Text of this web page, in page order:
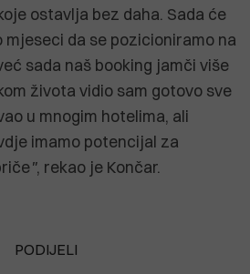
ostavlja bez daha. Sada će
mjeseci da se pozicioniramo na
sada naš booking jamči više
života vidio sam gotovo sve
u mnogim hotelima, ali
imamo potencijal za
", rekao je Končar.
PODIJELI